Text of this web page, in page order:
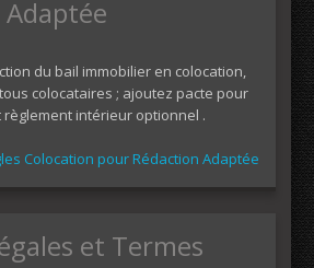
du bail immobilier en colocation,
colocataires ; ajoutez pacte pour
intérieur optionnel .
Colocation pour Rédaction Adaptée
et Termes